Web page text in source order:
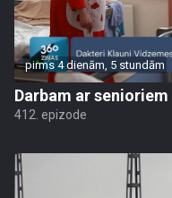
pirms 4 dienām, 5 stundām
Darbam ar
412. epizode